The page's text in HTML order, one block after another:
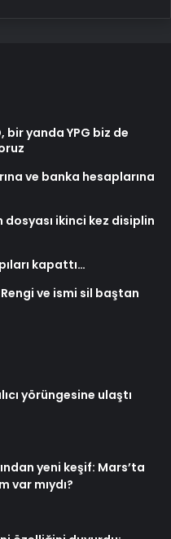
bir yanda YPG biz de
ve banka hesaplarına
ikinci kez disiplin
kapattı…
ve ismi sil baştan
yörüngesine ulaştı
yeni keşif: Mars’ta
var mıydı?